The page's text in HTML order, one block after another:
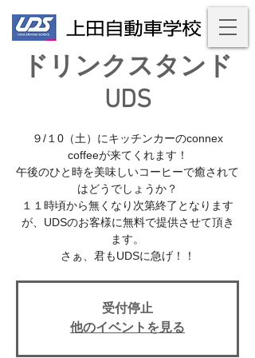
ドリンクスタンド
UDS
９/１0（土）にキッチンカーのconnex
coffeeが来てくれます！
午後のひと時を美味しいコーヒーで癒されて
はどうでしょうか？
１１時頃から無くなり次第終了となります
が、UDSのお客様に無料で提供させて頂き
ます。
さぁ、君もUDSに急げ！！
受付停止
他のイベントを見る